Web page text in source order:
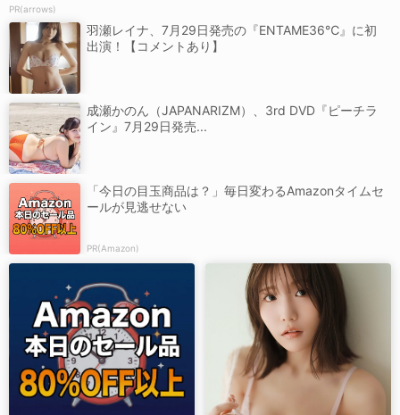
PR(arrows)
羽瀬レイナ、7月29日発売の『ENTAME36℃』に初
出演！【コメントあり】
成瀬かのん（JAPANARIZM）、3rd DVD『ピーチラ
イン』7月29日発売...
「今日の目玉商品は？」毎日変わるAmazonタイムセ
ールが見逃せない
PR(Amazon)